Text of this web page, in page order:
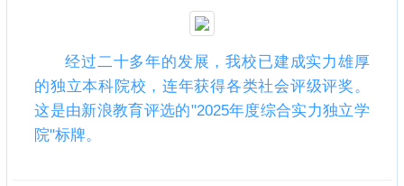
经过二十多年的发展，我校已建成实力雄厚
的独立本科院校，连年获得各类社会评级评奖。
这是由新浪教育评选的"2025年度综合实力独立学
院"标牌。